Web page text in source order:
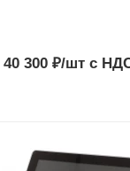
40 300₽/штс